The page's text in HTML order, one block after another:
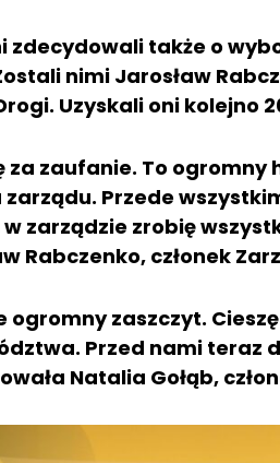
zdecydowali także o
nimi Jarosław
Uzyskali oni kolejno
za zaufanie. To ogromny
zarządu. Przede
zarządzie zrobię
Rabczenko, członek
ogromny zaszczyt.
Przed nami teraz
Natalia Gołąb,